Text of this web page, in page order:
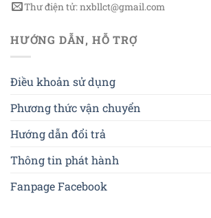
Thư điện tử: nxbllct@gmail.com
HƯỚNG DẪN, HỖ TRỢ
Điều khoản sử dụng
Phương thức vận chuyển
Hướng dẫn đổi trả
Thông tin phát hành
Fanpage Facebook